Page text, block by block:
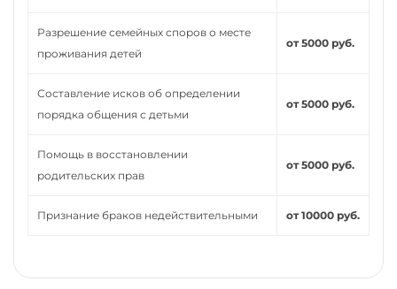
Разрешение семейных споров о месте
проживания детей
от 5000 руб.
Составление исков об определении
порядка общения с детьми
от 5000 руб.
Помощь в восстановлении
родительских прав
от 5000 руб.
Признание браков недействительными от 10000 руб.